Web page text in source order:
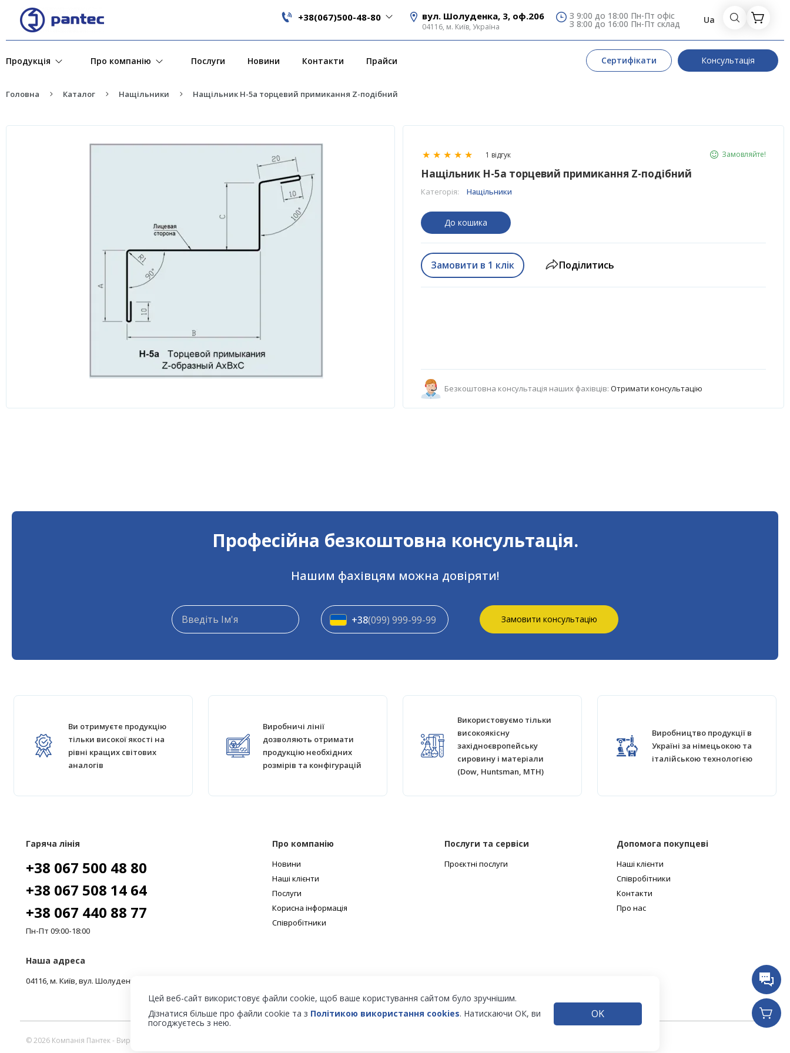
+38(067)500-48-80 вул. Шолуденка, 3, оф.206
04116, м. Київ, Україна
З 9:00 до 18:00 Пн-Пт офіс
З 8:00 до 16:00 Пн-Пт склад Ua
Продукція Про компанію Послуги Новини Контакти Прайси Сертифікати Консультація
Головна Каталог Нащільники Нащільник H-5a торцевий примикання Z-подібний
★ ★ ★ ★ ★ 1 відгук Замовляйте!
Нащільник H-5a торцевий примикання Z-подібний
Категорія: Нащільники
До кошика
Замовити в 1 клік Поділитись
Безкоштовна консультація наших фахівців:Отримати консультацію
Професійна безкоштовна консультація.
Нашим фахівцям можна довіряти!
+38(099) 999-99-99 Замовити консультацію
Ви отримуєте продукцію
тільки високої якості на
рівні кращих світових
аналогів
Виробничі лінії
дозволяють отримати
продукцію необхідних
розмірів та конфігурацій
Використовуємо тільки
високоякісну
західноєвропейську
сировину і матеріали
(Dow, Huntsman, MTH)
Виробництво продукції в
Україні за німецьокою та
італійською технологією
Гаряча лінія
+38 067 500 48 80
+38 067 508 14 64
+38 067 440 88 77
Пн-Пт 09:00-18:00
Про компанію
Новини
Наші клієнти
Послуги
Корисна інформація
Співробітники
Послуги та сервіси
Проєктні послуги
Допомога покупцеві
Наші клієнти
Співробітники
Контакти
Про нас
Наша адреса
04116, м. Київ, вул. Шолуденка, 3, офіс 206
© 2026 Компанія Пантек - Виробництво сендвіч панелей та холодильних дверей з PUR та PIR.
Цей веб-сайт використовує файли cookie, щоб ваше користування сайтом було зручнішим.
Дізнатися більше про файли cookie та з Політикою використання cookies. Натискаючи ОК, ви
погоджуєтесь з нею.
OK